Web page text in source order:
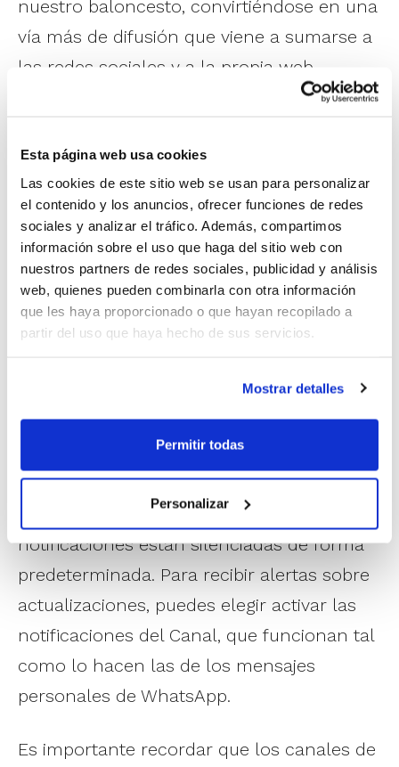
Esta página web usa cookies
Las cookies de este sitio web se usan para personalizar
el contenido y los anuncios, ofrecer funciones de redes
sociales y analizar el tráfico. Además, compartimos
información sobre el uso que haga del sitio web con
nuestros partners de redes sociales, publicidad y análisis
web, quienes pueden combinarla con otra información
que les haya proporcionado o que hayan recopilado a
partir del uso que haya hecho de sus servicios.
Mostrar detalles
Permitir todas
Personalizar
nuestro baloncesto, convirtiéndose en una
vía más de difusión que viene a sumarse a
las redes sociales y a la propia web.
Además, es una herramienta con alta
pueden ver qué canales sigues ni cómo
interactúas con ellos.
Sigue el Canal WhatsApp FBCV haciendo
click en este enlace. Una vez que lo sigas,
el canal aparecerá en una pestaña
independiente, separada de tus chats y
se muestran en la pestaña NOVEDADES
(antes llamada Estados), por lo que puedes
elegir cuándo quieres mirarlas. Además,
puedes seleccionar cómo quieres recibir
novedades del Canal porque las
notificaciones están silenciadas de forma
predeterminada. Para recibir alertas sobre
actualizaciones, puedes elegir activar las
notificaciones del Canal, que funcionan tal
como lo hacen las de los mensajes
personales de WhatsApp.
Es importante recordar que los canales de